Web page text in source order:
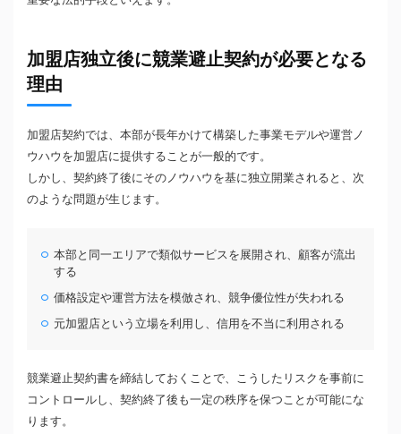
加盟店独立後に競業避止契約が必要となる
理由
加盟店契約では、本部が長年かけて構築した事業モデルや運営ノ
ウハウを加盟店に提供することが一般的です。
しかし、契約終了後にそのノウハウを基に独立開業されると、次
のような問題が生じます。
本部と同一エリアで類似サービスを展開され、顧客が流出
する
価格設定や運営方法を模倣され、競争優位性が失われる
元加盟店という立場を利用し、信用を不当に利用される
競業避止契約書を締結しておくことで、こうしたリスクを事前に
コントロールし、契約終了後も一定の秩序を保つことが可能にな
ります。